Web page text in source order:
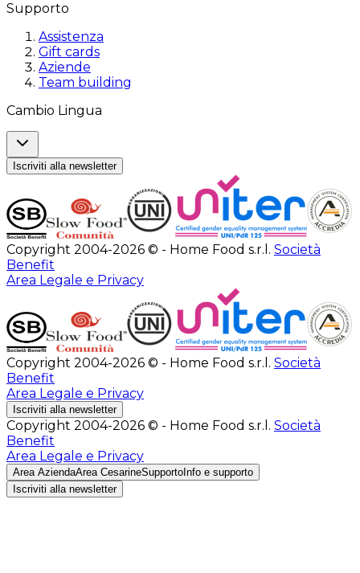
Supporto
Assistenza
Gift cards
Aziende
Team building
Cambio Lingua
Iscriviti alla newsletter
Copyright 2004-2026 © - Home Food s.r.l. Società
Benefit
Area Legale e Privacy
Copyright 2004-2026 © - Home Food s.r.l. Società
Benefit
Area Legale e Privacy
Iscriviti alla newsletter
Copyright 2004-2026 © - Home Food s.r.l. Società
Benefit
Area Legale e Privacy
Area AziendaArea CesarineSupporto Info e supporto
Iscriviti alla newsletter